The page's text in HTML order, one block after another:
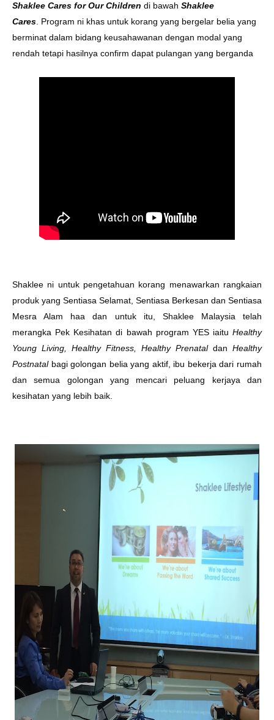
Shaklee Cares for Our Children di bawah Shaklee
Cares Program ni khas untuk korang yang bergelar belia yang
berminat dalam bidang keusahawanan dengan modal yang
rendah tetapi hasilnya confirm dapat pulangan yang berganda
Shaklee ni untuk pengetahuan korang menawarkan rangkaian
produk yang Sentiasa Selamat, Sentiasa Berkesan dan Sentiasa
Mesra Alam haa dan untuk itu, Shaklee Malaysia telah
merangka Pek Kesihatan di bawah program YES iaitu Healthy
Young Living, Healthy Fitness, Healthy Prenatal dan Healthy
Postnatalbagi golongan belia yang aktif, ibu bekerja dari rumah
dan semua golongan yang mencari peluang kerjaya dan
kesihatan yang lebih baik.